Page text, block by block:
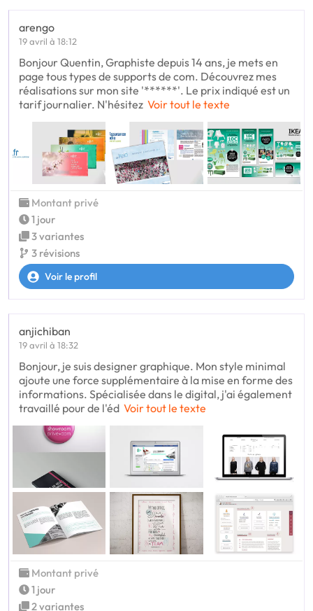
arengo
19 avril à 18:12
Bonjour Quentin, Graphiste depuis 14 ans, je mets en
page tous types de supports de com. Découvrez mes
réalisations sur mon site '******'. Le prix indiqué est un
tarif journalier. N'hésitez Voir tout le texte
Montant privé
1 jour
3 variantes
3 révisions
Voir le profil
anjichiban
19 avril à 18:32
Bonjour, je suis designer graphique. Mon style minimal
ajoute une force supplémentaire à la mise en forme des
informations. Spécialisée dans le digital, j'ai également
travaillé pour de l'éd Voir tout le texte
Montant privé
1 jour
2 variantes